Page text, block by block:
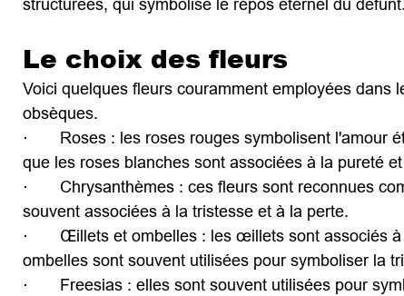
structurées, qui symbolise le repos éternel du défunt.
Le choix des fleurs
Voici quelques fleurs couramment employées dans
obsèques.
·       Roses : les roses rouges symbolisent
que les roses blanches sont associées à la pureté
·       Chrysanthèmes : ces fleurs sont reconnues
souvent associées à la tristesse et à la perte.
·       Œillets et ombelles : les œillets sont
ombelles sont souvent utilisées pour symboliser la
·       Freesias : elles sont souvent utilisées pour